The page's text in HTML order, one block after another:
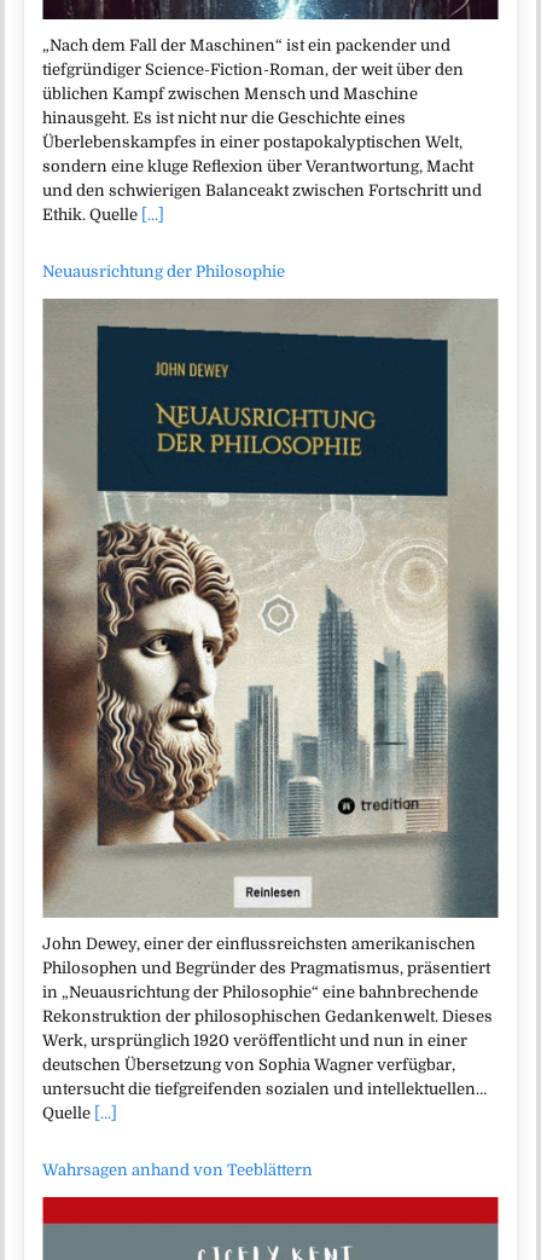
„Nach dem Fall der Maschinen“ ist ein packender und
tiefgründiger Science-Fiction-Roman, der weit über den
üblichen Kampf zwischen Mensch und Maschine
hinausgeht. Es ist nicht nur die Geschichte eines
Überlebenskampfes in einer postapokalyptischen Welt,
sondern eine kluge Reflexion über Verantwortung, Macht
und den schwierigen Balanceakt zwischen Fortschritt und
Ethik. Quelle [...]
Neuausrichtung der Philosophie
John Dewey, einer der einflussreichsten amerikanischen
Philosophen und Begründer des Pragmatismus, präsentiert
in „Neuausrichtung der Philosophie“ eine bahnbrechende
Rekonstruktion der philosophischen Gedankenwelt. Dieses
Werk, ursprünglich 1920 veröffentlicht und nun in einer
deutschen Übersetzung von Sophia Wagner verfügbar,
untersucht die tiefgreifenden sozialen und intellektuellen…
Quelle [...]
Wahrsagen anhand von Teeblättern